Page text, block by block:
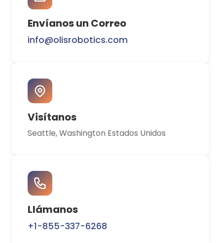
Envíanos un Correo
info@olisrobotics.com
Visítanos
Seattle, Washington Estados Unidos
Llámanos
+1-855-337-6268